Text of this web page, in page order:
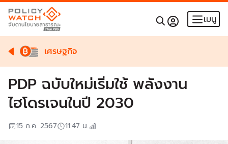
เมนู
เศรษฐกิจ
PDP ฉบับใหม่เริ่มใช้ พลังงาน
ไฮโดรเจนในปี 2030
15 ก.ค. 2567 11:47 น.